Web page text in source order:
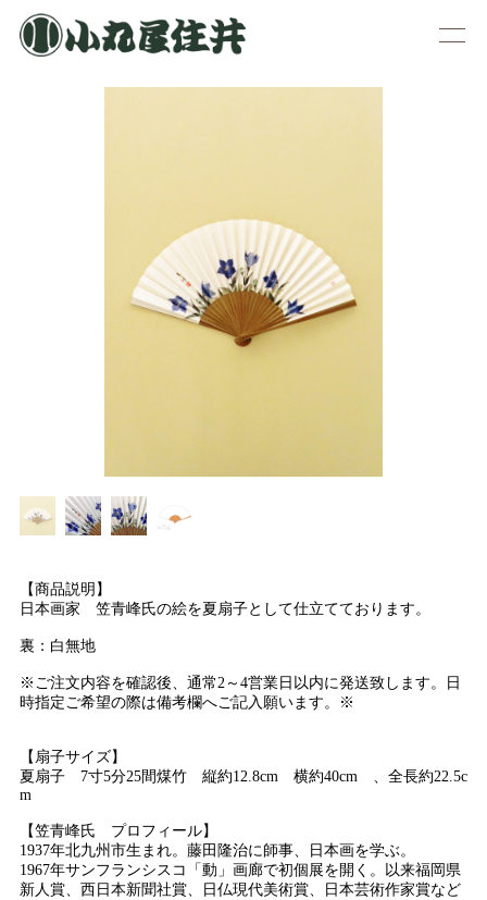
【商品説明】
日本画家 笠青峰氏の絵を夏扇子として仕立てております。
裏：白無地
※ご注文内容を確認後、通常2～4営業日以内に発送致します。日
時指定ご希望の際は備考欄へご記入願います。※
【扇子サイズ】
夏扇子 7寸5分25間煤竹 縦約12.8cm 横約40cm 、全長約22.5c
m
【笠青峰氏 プロフィール】
1937年北九州市生まれ。藤田隆治に師事、日本画を学ぶ。
1967年サンフランシスコ「動」画廊で初個展を開く。以来福岡県
新人賞、西日本新聞社賞、日仏現代美術賞、日本芸術作家賞など